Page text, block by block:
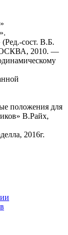
(Ред.-сост. В.Б.
2010. —
положения для
В.Райх,
2016г.